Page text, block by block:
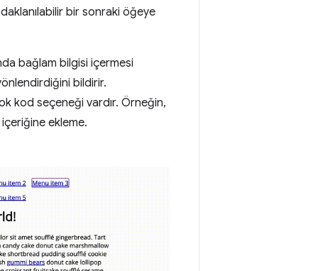
bir sonraki öğeye
bağlam bilgisi içermesi
bildirir.
kod seçeneği vardır. Örneğin,
ekleme.